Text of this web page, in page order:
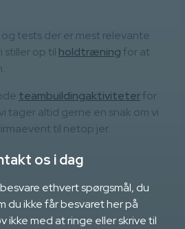
tests der er mest relevante
stiller op til holdtræningfor at
teambuildingaktiviteterfor
tager altid gerne en snak om vi
til netop jer.
os i dag
ethvert spørgsmål, du
du ikke får besvaret her på
ikke med at ringe eller skrive til